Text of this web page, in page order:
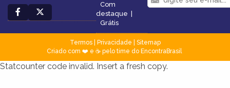
Com
destaque
Grátis
Termos| Privacidade
Sitemap
Criado com ❤️ e ☕ pelo time do EncontraBrasil
Statcounter code invalid. Insert a fresh copy.